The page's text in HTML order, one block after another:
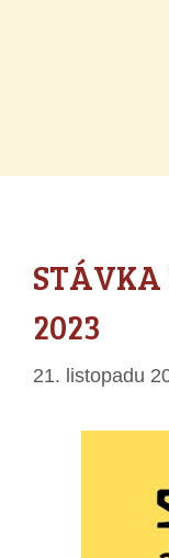
STÁVKA
2023
21. listopadu